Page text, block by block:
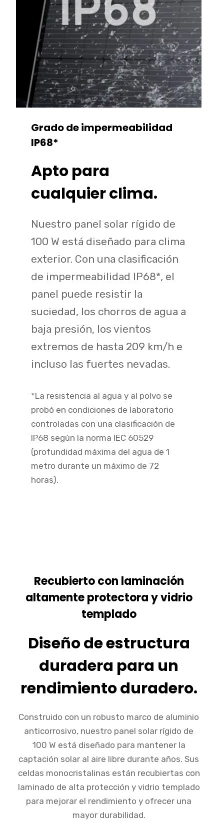
Grado de impermeabilidad
IP68*
Apto para
cualquier clima.
Nuestro panel solar rígido de
100 W está diseñado para clima
exterior. Con una clasificación
de impermeabilidad IP68*, el
panel puede resistir la
suciedad, los chorros de agua a
baja presión, los vientos
extremos de hasta 209 km/h e
incluso las fuertes nevadas.
*La resistencia al agua y al polvo se
probó en condiciones de laboratorio
controladas con una clasificación de
IP68 según la norma IEC 60529
(profundidad máxima del agua de 1
metro durante un máximo de 72
horas).
Recubierto con laminación
altamente protectora y vidrio
templado
Diseño de estructura
duradera para un
rendimiento duradero.
Construido con un robusto marco de aluminio
anticorrosivo, nuestro panel solar rígido de
100 W está diseñado para mantener la
captación solar al aire libre durante años. Sus
celdas monocristalinas están recubiertas con
laminado de alta protección y vidrio templado
para mejorar el rendimiento y ofrecer una
mayor durabilidad.